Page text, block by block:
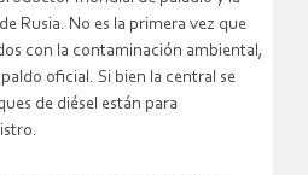
Rusia. No es la primera vez que
con la contaminación ambiental,
oficial. Si bien la central se
de diésel están para